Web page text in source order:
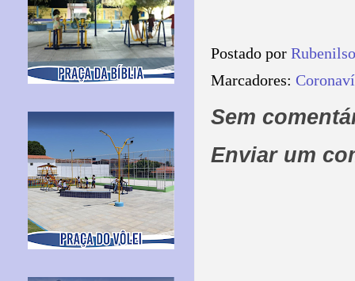
Postado por
Marcadores:
Sem
Enviar um